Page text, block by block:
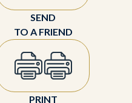
SEND
TO A FRIEND
PRINT